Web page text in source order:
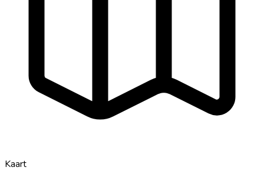
Kaart